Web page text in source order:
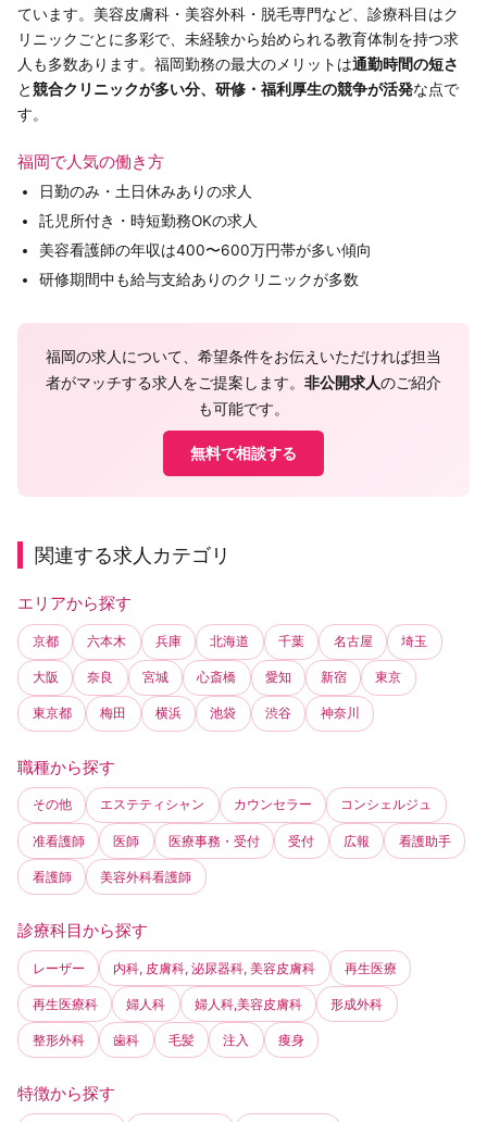
ています。美容皮膚科・美容外科・脱毛専門など、診療科目はク
リニックごとに多彩で、未経験から始められる教育体制を持つ求
人も多数あります。福岡勤務の最大のメリットは通勤時間の短さ
と競合クリニックが多い分、研修・福利厚生の競争が活発な点で
す。
福岡で人気の働き方
日勤のみ・土日休みありの求人
託児所付き・時短勤務OKの求人
美容看護師の年収は400〜600万円帯が多い傾向
研修期間中も給与支給ありのクリニックが多数
福岡の求人について、希望条件をお伝えいただければ担当
者がマッチする求人をご提案します。 非公開求人のご紹介
も可能です。
無料で相談する
関連する求人カテゴリ
エリアから探す
京都 六本木 兵庫 北海道 千葉 名古屋 埼玉
大阪 奈良 宮城 心斎橋 愛知 新宿 東京
東京都 梅田 横浜 池袋 渋谷 神奈川
職種から探す
その他 エステティシャン カウンセラー コンシェルジュ
准看護師 医師 医療事務・受付 受付 広報 看護助手
看護師 美容外科看護師
診療科目から探す
レーザー 内科, 皮膚科, 泌尿器科, 美容皮膚科 再生医療
再生医療科 婦人科 婦人科,美容皮膚科 形成外科
整形外科 歯科 毛髪 注入 痩身
特徴から探す